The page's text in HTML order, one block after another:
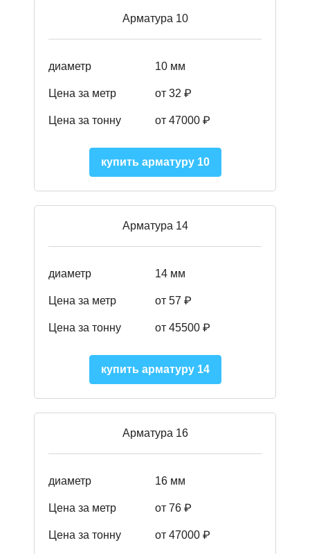
Арматура 10
диаметр 10 мм
Цена за метр от 32 ₽
Цена за тонну от 47000 ₽
купить арматуру 10
Арматура 14
диаметр 14 мм
Цена за метр от 57 ₽
Цена за тонну от 45500 ₽
купить арматуру 14
Арматура 16
диаметр 16 мм
Цена за метр от 76 ₽
Цена за тонну от 47000 ₽